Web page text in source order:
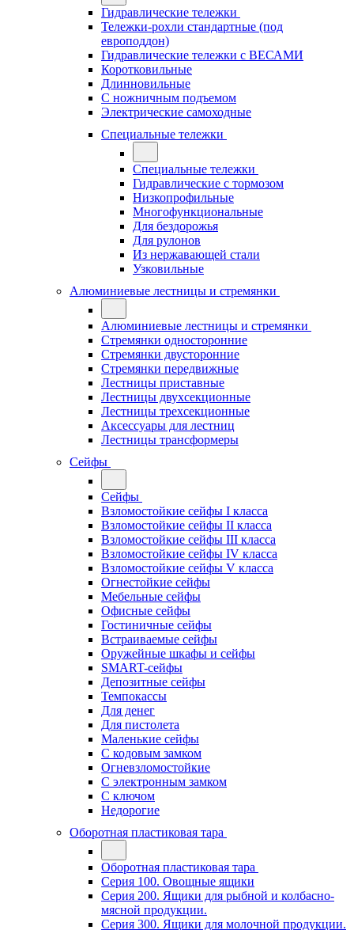
Гидравлические тележки
Тележки-рохли стандартные (под
европоддон)
Гидравлические тележки с ВЕСАМИ
Коротковильные
Длинновильные
С ножничным подъемом
Электрические самоходные
Специальные тележки
Специальные тележки
Гидравлические с тормозом
Низкопрофильные
Многофункциональные
Для бездорожья
Для рулонов
Из нержавающей стали
Узковильные
Алюминиевые лестницы и стремянки
Алюминиевые лестницы и стремянки
Стремянки односторонние
Стремянки двусторонние
Стремянки передвижные
Лестницы приставные
Лестницы двухсекционные
Лестницы трехсекционные
Аксессуары для лестниц
Лестницы трансформеры
Сейфы
Сейфы
Взломостойкие сейфы I класса
Взломостойкие сейфы II класса
Взломостойкие сейфы III класса
Взломостойкие сейфы IV класса
Взломостойкие сейфы V класса
Огнестойкие сейфы
Мебельные сейфы
Офисные сейфы
Гостиничные сейфы
Встраиваемые сейфы
Оружейные шкафы и сейфы
SMART-сейфы
Депозитные сейфы
Темпокассы
Для денег
Для пистолета
Маленькие сейфы
С кодовым замком
Огневзломостойкие
С электронным замком
С ключом
Недорогие
Оборотная пластиковая тара
Оборотная пластиковая тара
Серия 100. Овощные ящики
Серия 200. Ящики для рыбной и колбасно-
мясной продукции.
Серия 300. Ящики для молочной продукции.